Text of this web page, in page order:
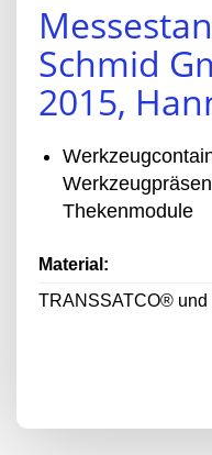
Schmid
2015,
Thekenmodule
Material:
TRANSSATCO®